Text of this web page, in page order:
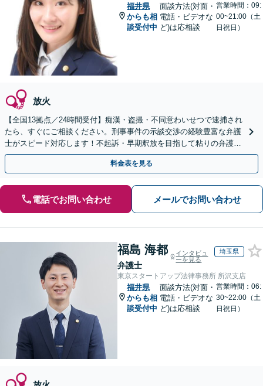
福井県
からも相
談受付中
面談方法(対面・
電話・ビデオな
ど)は応相談
営業時間：09:
00~21:00（土
日祝日）
放火
【全国13拠点／24時間受付】痴漢・盗撮・不同意わいせつで逮捕され
たら、すぐにご相談ください。刑事事件の示談交渉の経験豊富な弁護
士がスピード対応します！不起訴・早期釈放を目指して粘りの弁護活
動を行います。
料金表を見る
電話でお問い合わせ メールでお問い合わせ
福島 海都
弁護士
インタビュ
ーを見る
埼玉県
東京スタートアップ法律事務所 所沢支店
福井県
からも相
談受付中
面談方法(対面・
電話・ビデオな
ど)は応相談
営業時間：06:
30~22:00（土
日祝日）